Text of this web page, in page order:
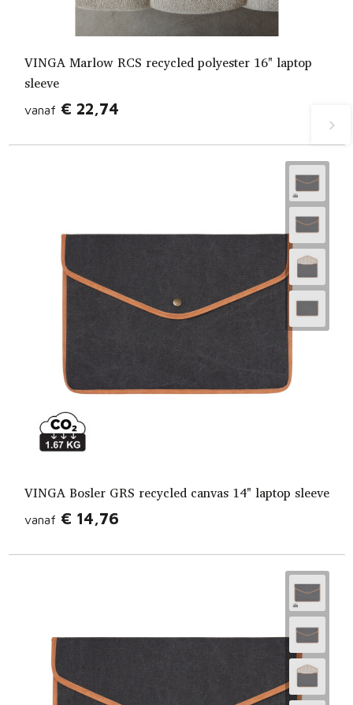
VINGA Marlow RCS recycled polyester 16" laptop
sleeve
vanaf € 22,74
VINGA Bosler GRS recycled canvas 14" laptop sleeve
vanaf € 14,76